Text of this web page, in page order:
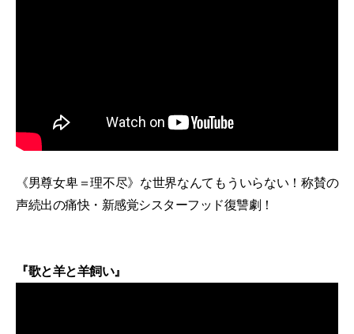
《男尊女卑＝理不尽》な世界なんてもういらない！称賛の
声続出の痛快・新感覚シスターフッド復讐劇！
『歌と羊と羊飼い』